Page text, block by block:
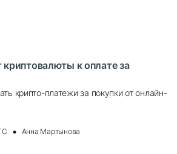
криптовалюты к оплате за
крипто-платежи за покупки от онлайн-
Анна Мартынова